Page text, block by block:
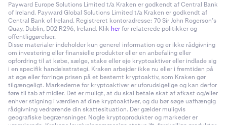
Payward Europe Solutions Limited t/a Kraken er godkendt af Central Bank
of Ireland. Payward Global Solutions Limited t/a Kraken er godkendt af
Central Bank of Ireland. Registreret kontoradresse: 70 Sir John Rogerson’s
Quay, Dublin, D02 R296, Ireland. Klik herfor relaterede politikker og
offentliggørelser.
Disse materialer indeholder kun generel information og er ikke rådgivning
om investering eller finansielle produkter eller en anbefaling eller
opfordring til at købe, sælge, stake eller eje kryptoaktiver eller indlade sig
i en specifik handelsstrategi. Kraken arbejder ikke nu eller i fremtiden på
at øge eller forringe prisen på et bestemt kryptoaktiv, som Kraken gør
tilgængeligt. Markederne for kryptoaktiver er uforudsigelige og kan derfor
føre til tab af midler. Det er muligt, at du skal betale skat af afkast og/eller
enhver stigning i værdien af dine kryptoaktiver, og du bør søge uafhængig
rådgivning vedrørende din skattesituation. Der gælder muligvis
geografiske begrænsninger. Nogle kryptoprodukter og markeder er